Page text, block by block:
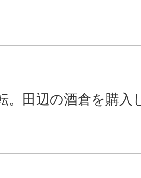
。田辺の酒倉を購入